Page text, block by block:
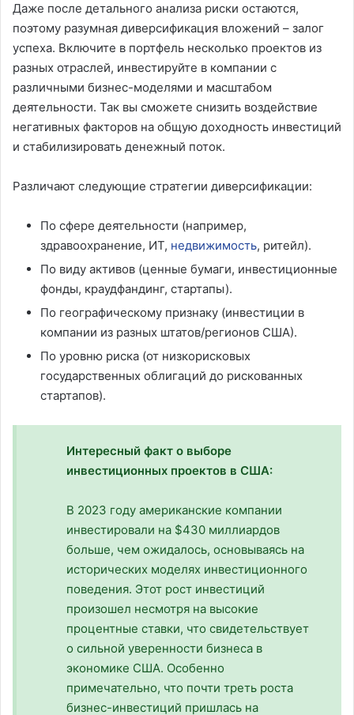
Даже после детального анализа риски остаются,
поэтому разумная диверсификация вложений – залог
успеха. Включите в портфель несколько проектов из
разных отраслей, инвестируйте в компании с
различными бизнес-моделями и масштабом
деятельности. Так вы сможете снизить воздействие
негативных факторов на общую доходность инвестиций
и стабилизировать денежный поток.
Различают следующие стратегии диверсификации:
По сфере деятельности (например,
здравоохранение, ИТ, недвижимость, ритейл).
По виду активов (ценные бумаги, инвестиционные
фонды, краудфандинг, стартапы).
По географическому признаку (инвестиции в
компании из разных штатов/регионов США).
По уровню риска (от низкорисковых
государственных облигаций до рискованных
стартапов).
Интересный факт о выборе
инвестиционных проектов в США:
В 2023 году американские компании
инвестировали на $430 миллиардов
больше, чем ожидалось, основываясь на
исторических моделях инвестиционного
поведения. Этот рост инвестиций
произошел несмотря на высокие
процентные ставки, что свидетельствует
о сильной уверенности бизнеса в
экономике США. Особенно
примечательно, что почти треть роста
бизнес-инвестиций пришлась на